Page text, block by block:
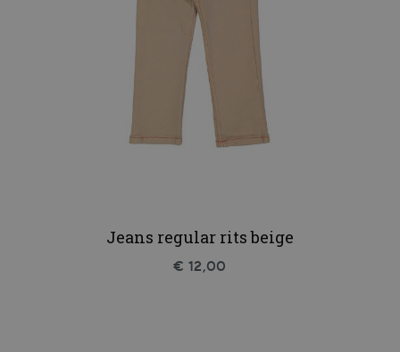
Jeans regular rits beige
€ 12,00